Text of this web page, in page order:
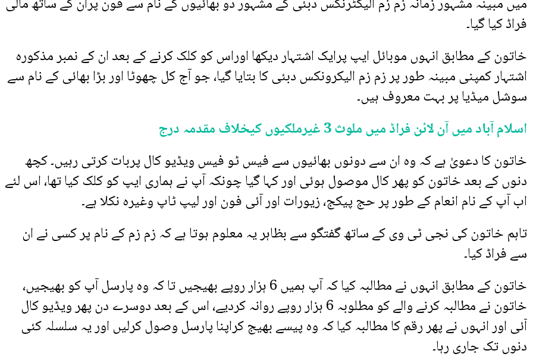
فراڈ کیا گیا۔
خاتون کے مطابق انہوں موبائل ایپ پرایک اشتہار دیکھا اوراس کو کلک کرنے کے بعد ان کے نمبر مذکورہ
اشتہار کمپنی مبینہ طور پر زم زم الیکرونکس دبئی کا بتایا گیا، جو آج کل چھوٹا اور بڑا بھائی کے نام سے
سوشل میڈیا پر بہت معروف ہیں۔
اسلام آباد میں آن لائن فراڈ میں ملوث 3 غیرملکیوں کیخلاف مقدمہ درج
خاتون کا دعویٰ ہے کہ وہ ان سے دونوں بھائیوں سے فیس ٹو فیس ویڈیو کال پربات کرتی رہیں۔ کچھ
دنوں کے بعد خاتون کو پھر کال موصول ہوئی اور کہا گیا چونکہ آپ نے ہماری ایپ کو کلک کیا تھا، اس لئے
اب آپ کے نام انعام کے طور پر حج پیکج، زیورات اور آئی فون اور لیپ ٹاپ وغیرہ نکلا ہے۔
تاہم خاتون کی نجی ٹی وی کے ساتھ گفتگو سے بظاہر یہ معلوم ہوتا ہے کہ زم زم کے نام پر کسی نے ان
سے فراڈ کیا۔
خاتون کے مطابق انہوں نے مطالبہ کیا کہ آپ ہمیں 6 ہزار روپے بھیجیں تا کہ وہ پارسل آپ کو بھیجیں،
خاتون نے مطالبہ کرنے والے کو مطلوبہ 6 ہزار روپے روانہ کردیے، اس کے بعد دوسرے دن پھر ویڈیو کال
آئی اور انہوں نے پھر رقم کا مطالبہ کیا کہ وہ پیسے بھیج کراپنا پارسل وصول کرلیں اور یہ سلسلہ کئی
دنوں تک جاری رہا۔